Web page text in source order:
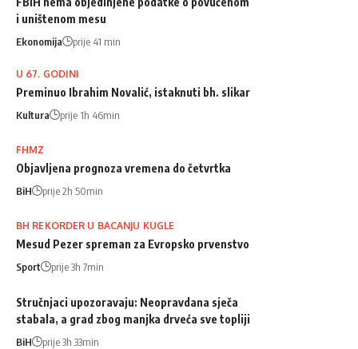
i uništenom mesu
Ekonomija prije 41 min
U 67. GODINI
Preminuo Ibrahim Novalić, istaknuti bh. slikar
Kultura prije 1h 46min
FHMZ
Objavljena prognoza vremena do četvrtka
BiH prije 2h 50min
BH REKORDER U BACANJU KUGLE
Mesud Pezer spreman za Evropsko prvenstvo
Sport prije 3h 7min
Stručnjaci upozoravaju: Neopravdana sječa
stabala, a grad zbog manjka drveća sve topliji
BiH prije 3h 33min